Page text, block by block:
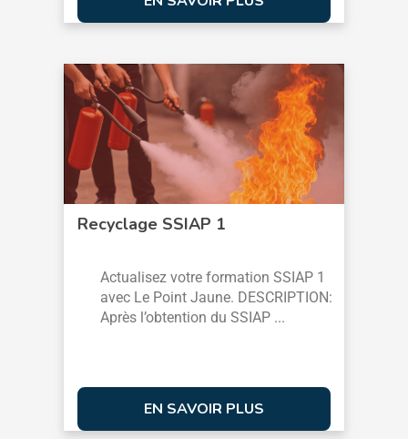
Recyclage SSIAP 1
Actualisez votre formation SSIAP 1
avec Le Point Jaune. DESCRIPTION:
Après l’obtention du SSIAP ...
EN SAVOIR PLUS